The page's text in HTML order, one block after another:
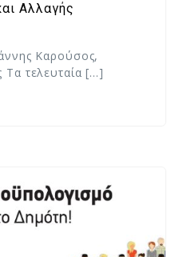
Αλλαγής
Καρούσος,
Τα τελευταία […]